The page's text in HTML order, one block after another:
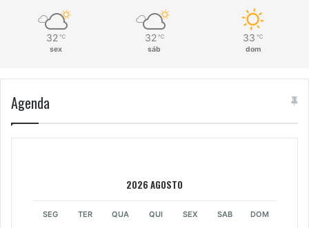
32 ℃
sex
32 ℃
sáb
33 ℃
dom
Agenda
2026 AGOSTO
SEG TER QUA QUI SEX SAB DOM